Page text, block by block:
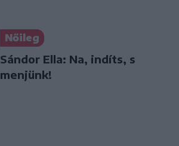
Nőileg
Sándor Ella: Na, indíts, s
menjünk!